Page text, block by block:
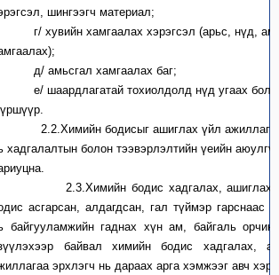
шингээгч материал;
хувийн хамгаалах хэрэгсэл (арьс, нүд,
амьсгал хамгаалах баг;
шаардлагатай тохиолдолд нүд угаах
бодисыг ашиглах үйл ажиллагаа
хадгалалтын болон тээвэрлэлтийн үеийн
бодис хадгалах, ашиглах
асгарсан, алдагдсан, гал түймэр гарснаас
байгууламжийн гаднах хүн ам, байгаль
байвал химийн бодис хадгалах,
эрхлэгч нь дараах арга хэмжээг авч